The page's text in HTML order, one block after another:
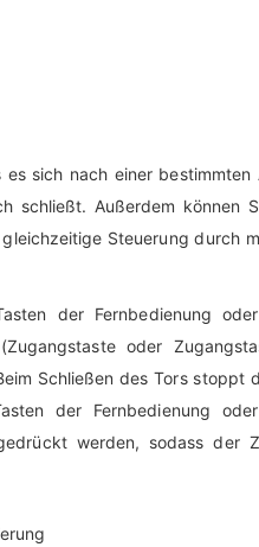
sich nach einer bestimmten
schließt. Außerdem können
Steuerung durch
der Fernbedienung
oder
Schließen des Tors stoppt
der Fernbedienung
werden, sodass der